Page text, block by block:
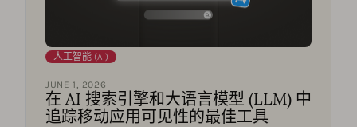
人工智能 (AI)
JUNE 1, 2026
在 AI 搜索引擎和大语言模型 (LLM) 中
追踪移动应用可见性的最佳工具